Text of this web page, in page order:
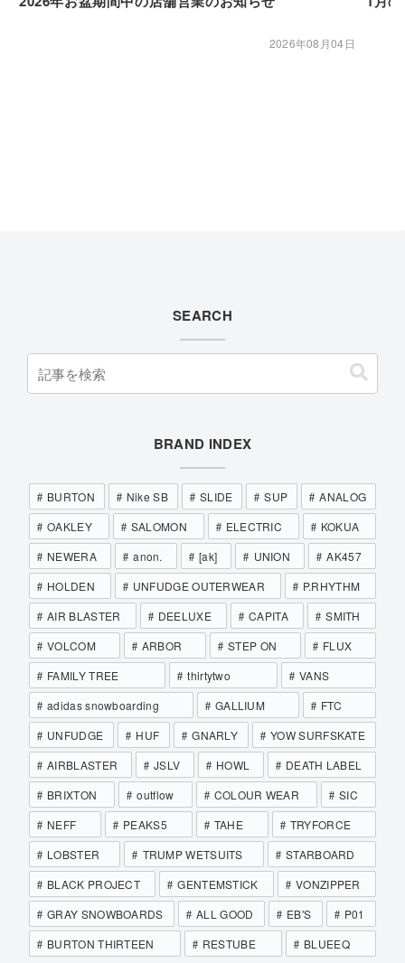
2026年08月04日
SEARCH
BRAND INDEX
BURTON Nike SB SLIDE SUP
ANALOG
OAKLEY
SALOMON ELECTRIC
KOKUA
NEWERA
anon. [ak] UNION
AK457
HOLDEN
UNFUDGE OUTERWEAR
P.RHYTHM
AIR BLASTER
DEELUXE CAPITA
SMITH
VOLCOM
ARBOR STEP ON
FLUX
FAMILY TREE
thirtytwo
VANS
adidas snowboarding
GALLIUM
FTC
UNFUDGE
HUF GNARLY
YOW SURFSKATE
AIRBLASTER
JSLV HOWL
DEATH LABEL
BRIXTON
outflow COLOUR WEAR
SIC
NEFF
PEAKS5 TAHE
TRYFORCE
LOBSTER
TRUMP WETSUITS
STARBOARD
BLACK PROJECT
GENTEMSTICK
VONZIPPER
GRAY SNOWBOARDS
ALL GOOD EB'S
P01
BURTON THIRTEEN
RESTUBE BLUEEQ